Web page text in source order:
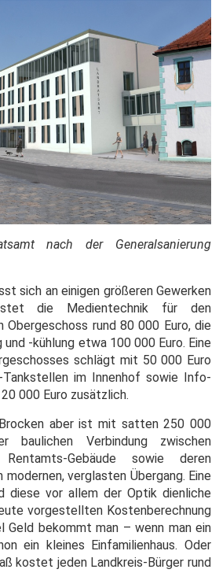
nach der Generalsanierung
sich an einigen größeren Gewerken
die Medientechnik für den
rund 80 000 Euro, die
-kühlung etwa 100 000 Euro. Eine
schlägt mit 50 000 Euro
im Innenhof sowie Info-
000 Euro zusätzlich.
aber ist mit satten 250 000
baulichen Verbindung zwischen
Gebäude sowie deren
modernen, verglasten Übergang. Eine
diese vor allem der Optik dienliche
vorgestellten Kostenberechnung
Geld bekommt man – wenn man ein
ein kleines Einfamilienhaus. Oder
kostet jeden Landkreis-Bürger rund